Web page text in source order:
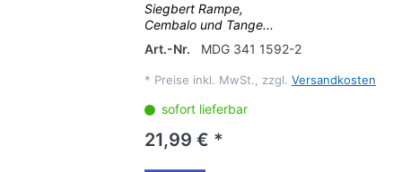
Siegbert Rampe,
Cembalo und Tange...
Art.-Nr.
MDG 341 1592-2
* Preise inkl. MwSt., zzgl. Versandkosten
sofort lieferbar
21,99 € *